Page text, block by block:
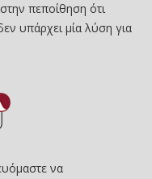
πεποίθηση ότι
υπάρχει μία λύση για
να